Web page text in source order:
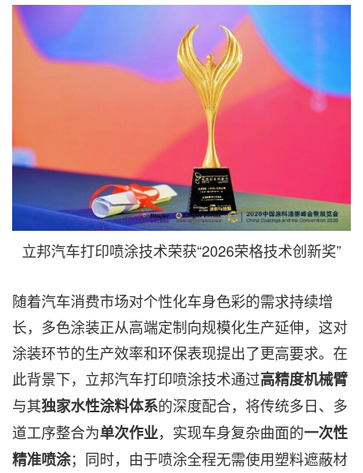
立邦汽车打印喷涂技术荣获“2026荣格技术创新奖”
随着汽车消费市场对个性化车身色彩的需求持续增
长，多色涂装正从高端定制向规模化生产延伸，这对
涂装环节的生产效率和环保表现提出了更高要求。在
此背景下，立邦汽车打印喷涂技术通过高精度机械臂
与其独家水性涂料体系的深度配合，将传统多日、多
道工序整合为单次作业，实现车身复杂曲面的一次性
精准喷涂；同时，由于喷涂全程无需使用塑料遮蔽材